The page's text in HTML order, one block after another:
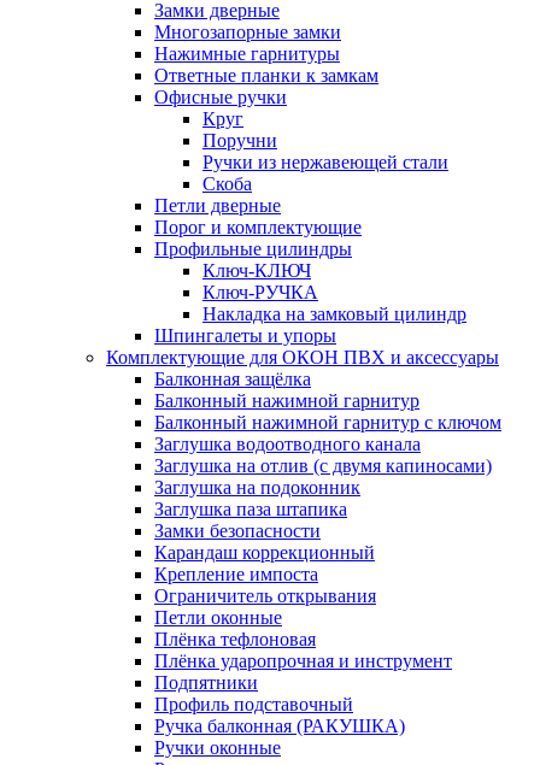
Замки дверные
Многозапорные замки
Нажимные гарнитуры
Ответные планки к замкам
Офисные ручки
Круг
Поручни
Ручки из нержавеющей стали
Скоба
Петли дверные
Порог и комплектующие
Профильные цилиндры
Ключ-КЛЮЧ
Ключ-РУЧКА
Накладка на замковый цилиндр
Шпингалеты и упоры
Комплектующие для ОКОН ПВХ и аксессуары
Балконная защёлка
Балконный нажимной гарнитур
Балконный нажимной гарнитур с ключом
Заглушка водоотводного канала
Заглушка на отлив (с двумя капиносами)
Заглушка на подоконник
Заглушка паза штапика
Замки безопасности
Карандаш коррекционный
Крепление импоста
Ограничитель открывания
Петли оконные
Плёнка тефлоновая
Плёнка ударопрочная и инструмент
Подпятники
Профиль подставочный
Ручка балконная (РАКУШКА)
Ручки оконные